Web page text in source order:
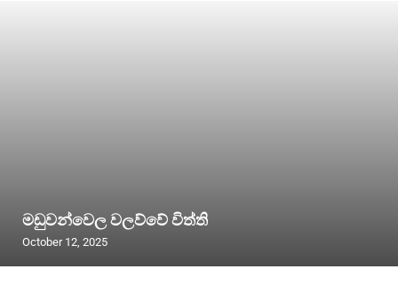
මඩුවන්වෙල වලව්වේ විත්ති
October 12, 2025